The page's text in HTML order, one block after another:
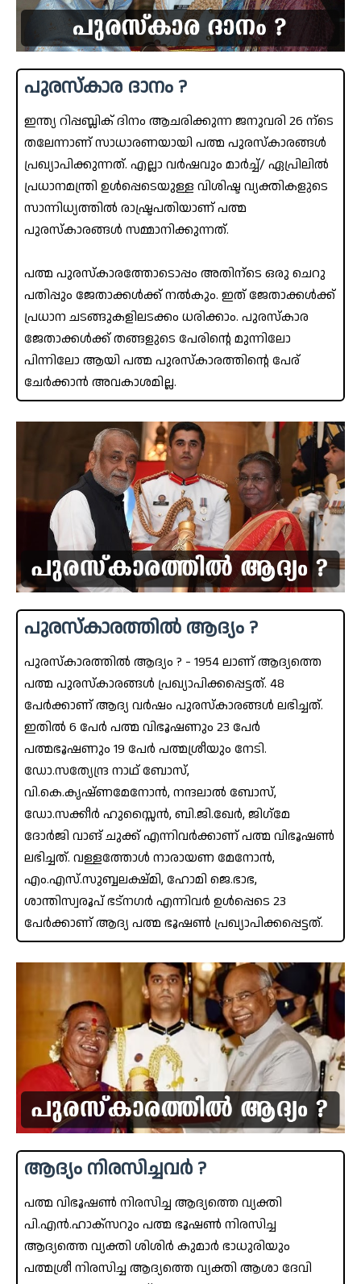
പുരസ്‌കാര ദാനം ?
ഇന്ത്യ റിപ്പബ്ലിക് ദിനം ആചരിക്കുന്ന ജനുവരി 26 ന്ടെ
തലേന്നാണ് സാധാരണയായി പത്മ പുരസ്‌കാരങ്ങൾ
പ്രഖ്യാപിക്കുന്നത്. എല്ലാ വർഷവും മാർച്ച്/ ഏപ്രിലിൽ
പ്രധാനമന്ത്രി ഉൾപ്പെടെയുള്ള വിശിഷ്ട വ്യക്തികളുടെ
സാന്നിധ്യത്തിൽ രാഷ്ട്രപതിയാണ് പത്മ
പുരസ്‌കാരങ്ങൾ സമ്മാനിക്കുന്നത്.
പത്മ പുരസ്കാരത്തോടൊപ്പം അതിന്ടെ ഒരു ചെറു
പതിപ്പും ജേതാക്കൾക്ക് നൽകും. ഇത് ജേതാക്കൾക്ക്
പ്രധാന ചടങ്ങുകളിലടക്കം ധരിക്കാം. പുരസ്‌കാര
ജേതാക്കൾക്ക് തങ്ങളുടെ പേരിന്റെ മുന്നിലോ
പിന്നിലോ ആയി പത്മ പുരസ്കാരത്തിന്റെ പേര്
ചേർക്കാൻ അവകാശമില്ല.
പുരസ്കാരത്തിൽ ആദ്യം ?
പുരസ്കാരത്തിൽ ആദ്യം ? - 1954 ലാണ് ആദ്യത്തെ
പത്മ പുരസ്‌കാരങ്ങൾ പ്രഖ്യാപിക്കപ്പെട്ടത്. 48
പേർക്കാണ് ആദ്യ വർഷം പുരസ്‌കാരങ്ങൾ ലഭിച്ചത്.
ഇതിൽ 6 പേർ പത്മ വിഭൂഷണും 23 പേർ
പത്മഭൂഷണും 19 പേർ പത്മശ്രീയും നേടി.
ഡോ.സത്യേന്ദ്ര നാഥ്‌ ബോസ്,
വി.കെ.കൃഷ്ണമേനോൻ, നന്ദലാൽ ബോസ്,
ഡോ.സക്കീർ ഹുസ്സൈൻ, ബി.ജി.ഖേർ, ജിഗ്‌മേ
ദോർജി വാങ് ചുക്ക് എന്നിവർക്കാണ് പത്മ വിഭൂഷൺ
ലഭിച്ചത്. വള്ളത്തോൾ നാരായണ മേനോൻ,
എം.എസ്.സുബ്ബലക്ഷ്മി, ഹോമി ജെ.ഭാഭ,
ശാന്തിസ്വരൂപ് ഭട്നഗർ എന്നിവർ ഉൾപ്പെടെ 23
പേർക്കാണ് ആദ്യ പത്മ ഭൂഷൺ പ്രഖ്യാപിക്കപ്പെട്ടത്.
ആദ്യം നിരസിച്ചവർ ?
പത്മ വിഭൂഷൺ നിരസിച്ച ആദ്യത്തെ വ്യക്തി
പി.എൻ.ഹാക്‌സറും പത്മ ഭൂഷൺ നിരസിച്ച
ആദ്യത്തെ വ്യക്തി ശിശിർ കുമാർ ഭാധുരിയും
പത്മശ്രീ നിരസിച്ച ആദ്യത്തെ വ്യക്തി ആശാ ദേവി